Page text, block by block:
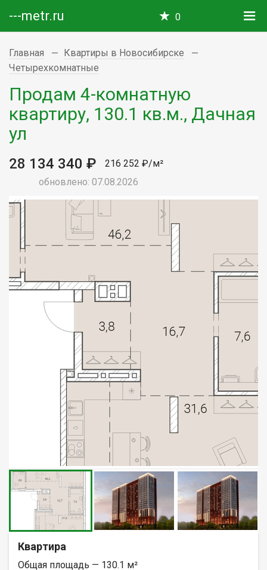
---metr.ru 0
Главная
Квартиры в Новосибирске
Четырехкомнатные
Продам 4-комнатную
квартиру, 130.1 кв.м., Дачная
ул
28 134 340 ₽
216 252 ₽/м²
обновлено: 07.08.2026
Квартира
Общая площадь — 130.1 м²